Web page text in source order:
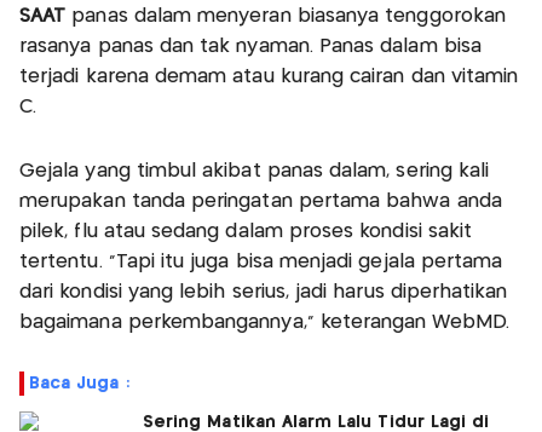
SAAT panas dalam menyeran biasanya tenggorokan
rasanya panas dan tak nyaman. Panas dalam bisa
terjadi karena demam atau kurang cairan dan vitamin
C.
Gejala yang timbul akibat panas dalam, sering kali
merupakan tanda peringatan pertama bahwa anda
pilek, flu atau sedang dalam proses kondisi sakit
tertentu. "Tapi itu juga bisa menjadi gejala pertama
dari kondisi yang lebih serius, jadi harus diperhatikan
bagaimana perkembangannya," keterangan WebMD.
Baca Juga :
Sering Matikan Alarm Lalu Tidur Lagi di